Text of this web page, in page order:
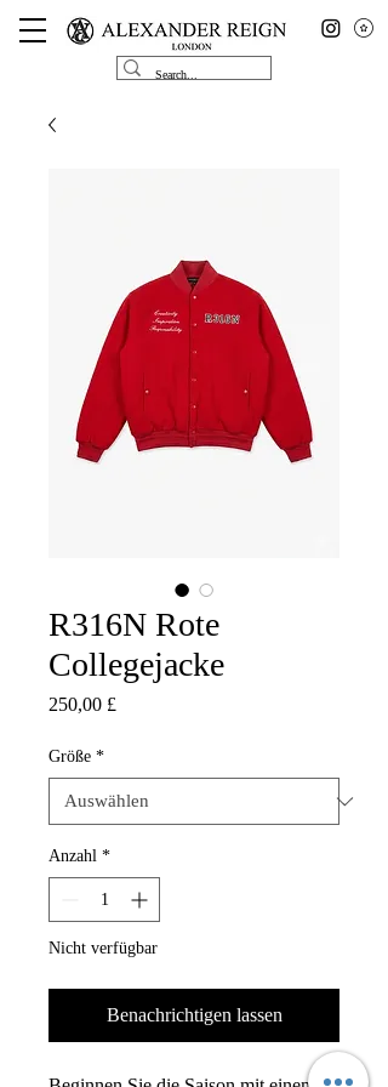
R316N Rote
Collegejacke
250,00 £
Größe *
Anzahl *
Nicht verfügbar
Benachrichtigen lassen